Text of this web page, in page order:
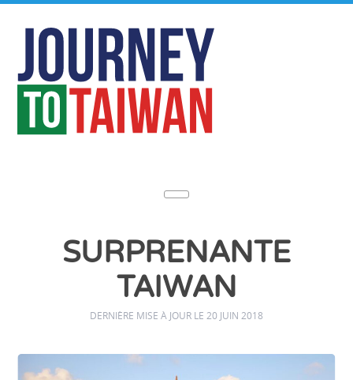
SURPRENANTE
TAIWAN
DERNIÈRE MISE À JOUR LE 20 JUIN 2018